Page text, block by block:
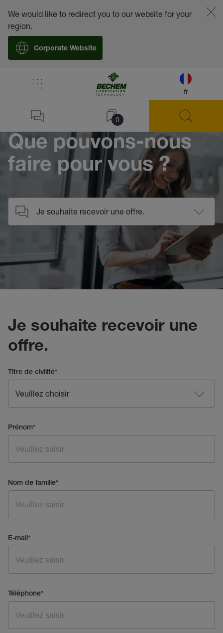
fr
0
We would like to redirect you to our website for your
region.
Corporate Website
Contact
Que pouvons-nous
faire pour vous ?
Je souhaite recevoir une
offre.
Titre de civilité*
Prénom*
Nom de famille*
E-mail*
Téléphone*